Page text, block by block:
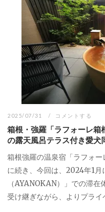
2025/07/31 コメントする
箱根・強羅「ラフォーレ箱
の露天風呂テラス付き愛犬
箱根強羅の温泉宿「ラフォ
に続き、今回は、2024年1
（AYANOKAN）」での滞
受け継ぎながら、よりプラ